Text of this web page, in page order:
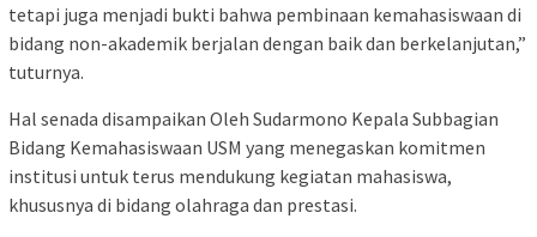
tetapi juga menjadi bukti bahwa pembinaan kemahasiswaan di
bidang non-akademik berjalan dengan baik dan berkelanjutan,”
tuturnya.
Hal senada disampaikan Oleh Sudarmono Kepala Subbagian
Bidang Kemahasiswaan USM yang menegaskan komitmen
institusi untuk terus mendukung kegiatan mahasiswa,
khususnya di bidang olahraga dan prestasi.